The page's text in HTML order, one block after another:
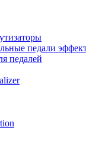
педали
педалей